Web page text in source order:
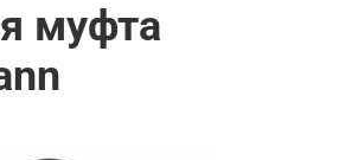
муфта